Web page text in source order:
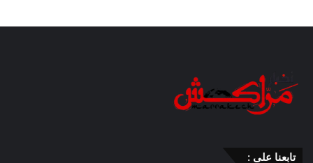
تابعنا على :